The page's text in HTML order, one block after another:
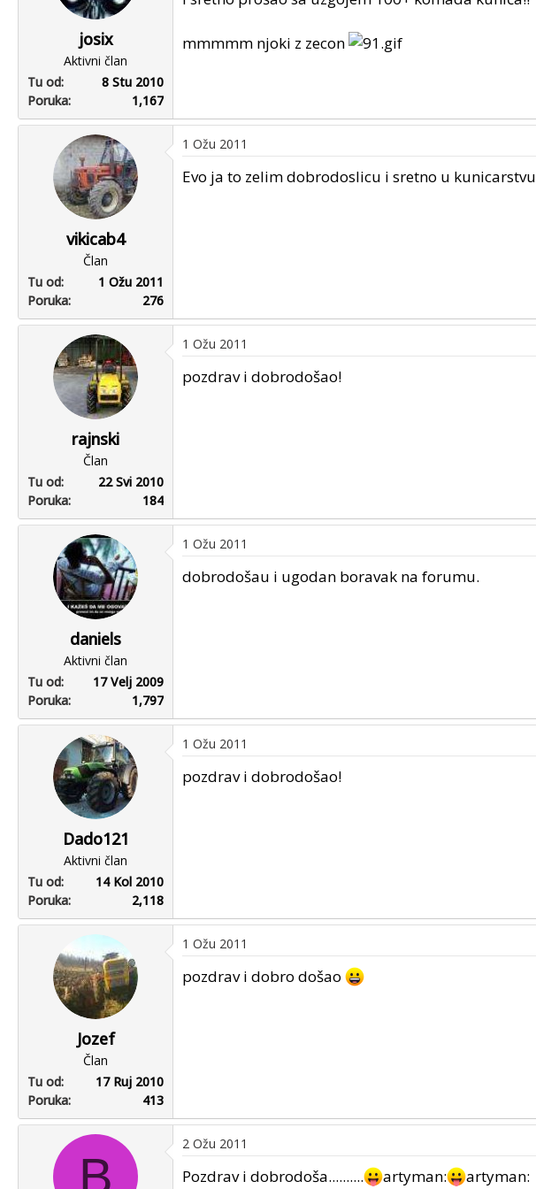
josix
Aktivni član
Tu od
8 Stu 2010
Poruka
1,167
mmmmm njoki z zecon
vikicab4
Član
Tu od
1 Ožu 2011
Poruka
276
1 Ožu 2011
Evo ja to zelim dobrodoslicu i sretno u kunicarstvu
rajnski
Član
Tu od
22 Svi 2010
Poruka
184
1 Ožu 2011
pozdrav i dobrodošao!
daniels
Aktivni član
Tu od
17 Velj 2009
Poruka
1,797
1 Ožu 2011
dobrodošau i ugodan boravak na forumu.
Dado121
Aktivni član
Tu od
14 Kol 2010
Poruka
2,118
1 Ožu 2011
pozdrav i dobrodošao!
Jozef
Član
Tu od
17 Ruj 2010
Poruka
413
1 Ožu 2011
pozdrav i dobro došao
B
2 Ožu 2011
Pozdrav i dobrodoša.......... artyman: artyman: